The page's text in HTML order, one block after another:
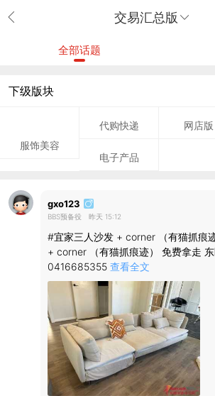
交易汇总版
全部话题
下级版块
服饰美容
代购快递 网店版
电子产品
gxo123
BBS预备役 昨天 15:12
#宜家三人沙发 + corner （有猫抓痕
+ corner （有猫抓痕迹） 免费拿走
0416685355查看全文